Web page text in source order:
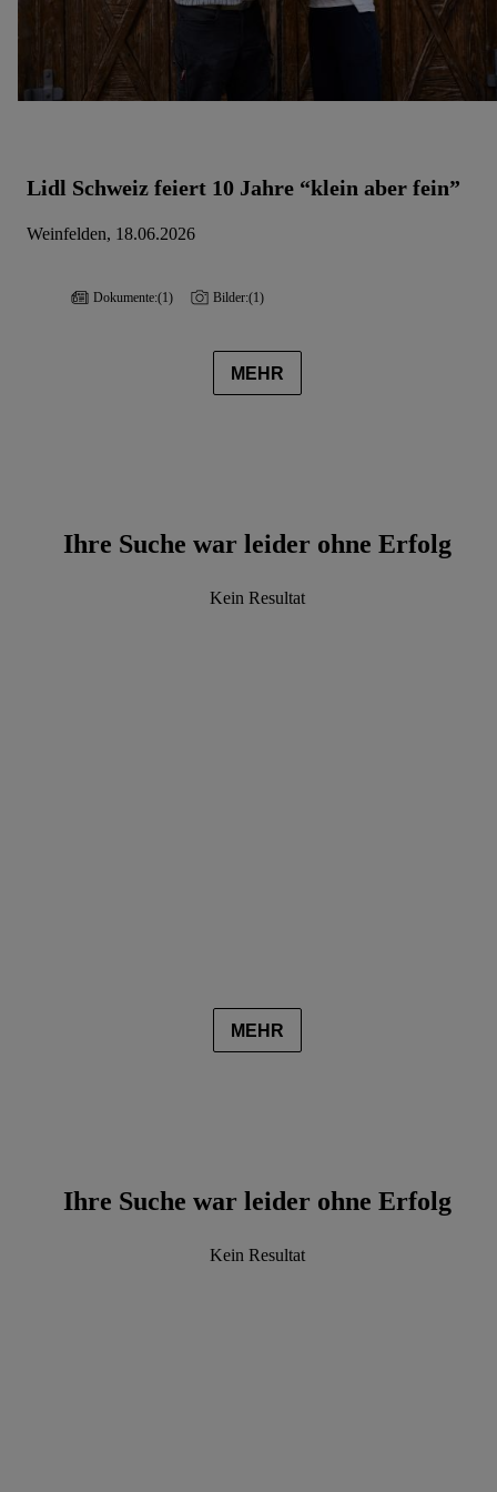
Lidl Schweiz feiert 10 Jahre “klein aber fein”
Weinfelden, 18.06.2026
Dokumente:(1) Bilder:(1)
MEHR
Ihre Suche war leider ohne Erfolg
Kein Resultat
MEHR
Ihre Suche war leider ohne Erfolg
Kein Resultat